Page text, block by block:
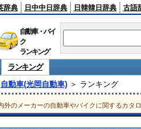
辞典 日中中日辞典 日韓韓日辞典 古語
自動車・バイ
ク
ランキング
ランキング
自動車(光岡自動車)＞ ランキング
外のメーカーの自動車やバイクに関するカタ